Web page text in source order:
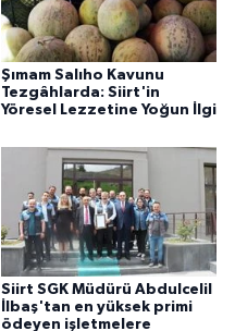
Şımam Salıho Kavunu
Tezgâhlarda: Siirt'in
Yöresel Lezzetine Yoğun İlgi
Siirt SGK Müdürü Abdulcelil
İlbaş'tan en yüksek primi
ödeyen işletmelere